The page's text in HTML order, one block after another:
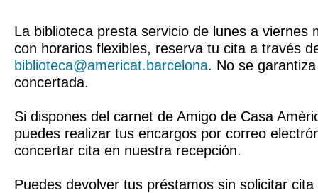
La biblioteca presta servicio de lunes a viernes
con horarios flexibles, reserva tu cita a través
biblioteca@americat.barcelona. No se
concertada.
Si dispones del carnet de Amigo de Casa
puedes realizar tus encargos por correo
concertar cita en nuestra recepción.
Puedes devolver tus préstamos sin solicitar